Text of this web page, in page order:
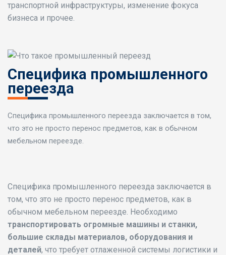
транспортной инфраструктуры, изменение фокуса
бизнеса и прочее.
Специфика промышленного
переезда
Специфика промышленного переезда заключается в том,
что это не просто перенос предметов, как в обычном
мебельном переезде.
Специфика промышленного переезда заключается в
том, что это не просто перенос предметов, как в
обычном мебельном переезде. Необходимо
транспортировать огромные машины и станки,
большие склады материалов, оборудования и
деталей, что требует отлаженной системы логистики и